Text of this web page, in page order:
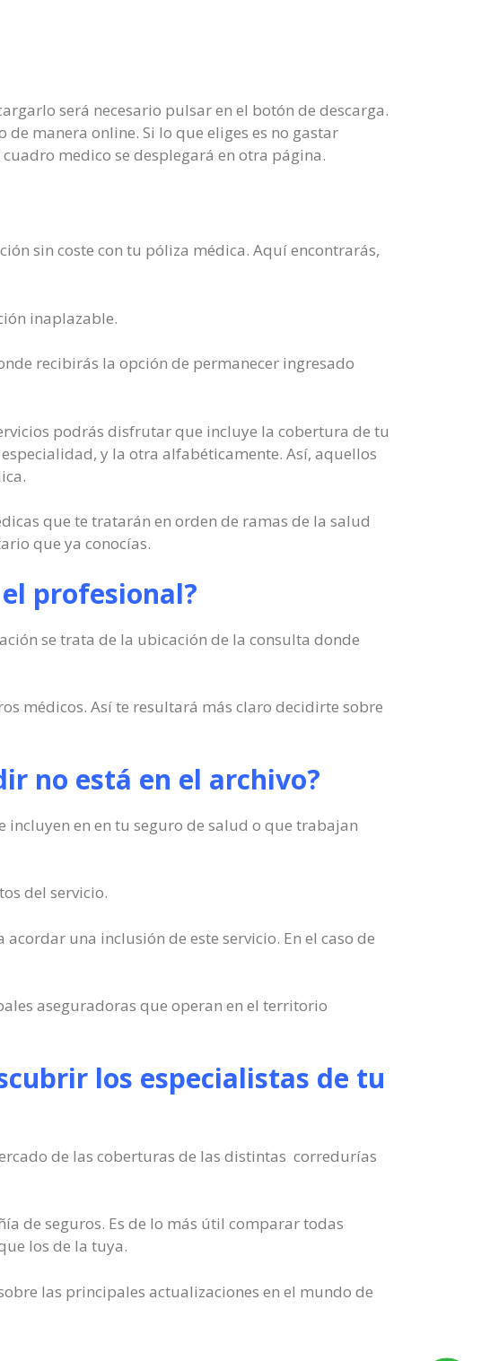
será necesario pulsar en el botón de descarga.
manera online. Si lo que eliges es no gastar
medico se desplegará en otra página.
sin coste con tu póliza médica. Aquí encontrarás,
inaplazable.
recibirás la opción de permanecer ingresado
podrás disfrutar que incluye la cobertura de tu
y la otra alfabéticamente. Así, aquellos
que te tratarán en orden de ramas de la salud
que ya conocías.
profesional?
se trata de la ubicación de la consulta donde
médicos. Así te resultará más claro decidirte sobre
no está en el archivo?
incluyen en en tu seguro de salud o que trabajan
del servicio.
una inclusión de este servicio. En el caso de
aseguradoras que operan en el territorio
los especialistas de tu
de las coberturas de las distintas corredurías
de seguros. Es de lo más útil comparar todas
los de la tuya.
las principales actualizaciones en el mundo de